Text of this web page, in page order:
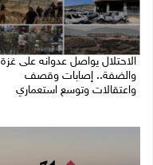
الاحتلال يواصل عدوانه على غزة
والضفة.. إصابات وقصف
واعتقالات وتوسع استعماري